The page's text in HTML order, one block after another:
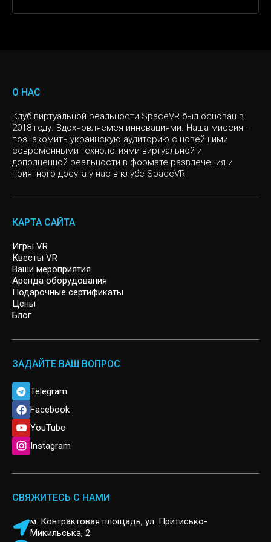
VR sport
Слоу мо
Инди игры
SURVIVAL
CHERNOBYL
CYBERPUNK
VR квест, Спасение Мира
SIGNAL LOST
ARCHER
Подарок парню на Новый год
О НАС
Клуб виртуальной реальности SpaceVR был основан в
2018 году. Вдохновляемся инновациями. Наша миссия -
познакомить украинскую аудиторию с новейшими
современными технологиями виртуальной и
дополненной реальности в формате развлечения и
приятного досуга у нас в клубе SpaceVR
КАРТА САЙТА
Игры VR
Квесты VR
Ваши мероприятия
Аренда оборудования
Подарочные сертификаты
Цены
Блог
ЗАДАЙТЕ ВАШ ВОПРОС
Telegram
Facebook
YouTube
Instagram
СВЯЖИТЕСЬ С НАМИ
м. Контрактовая площадь, ул. Притисько-
Микильська, 2